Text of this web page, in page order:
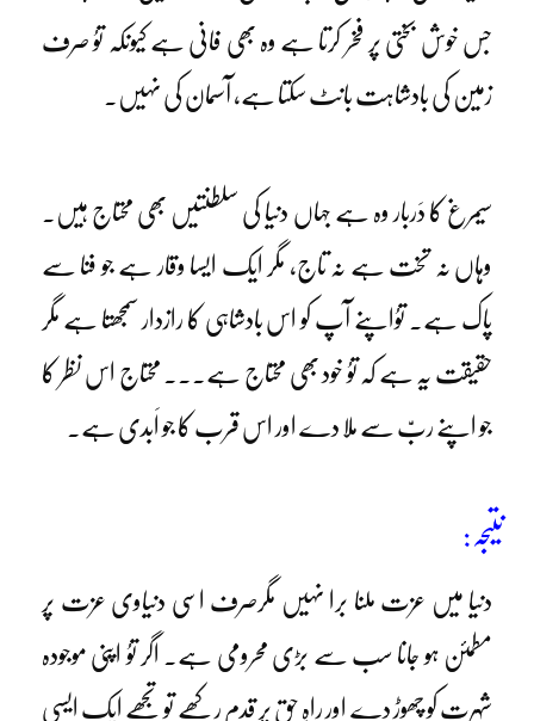
جس خوش بختی پر فخر کرتا ہے وہ بھی فانی ہے کیونکہ توُ صرف
زمین کی بادشاہت بانٹ سکتا ہے، آسمان کی نہیں۔
سیمرغ کا دَربار وہ ہے جہاں دنیا کی سلطنتیں بھی محتاج ہیں۔
وہاں نہ تخت ہے نہ تاج، مگر ایک ایسا وقار ہے جو فنا سے
پاک ہے۔ توُاپنے آپ کو اس بادشاہی کا رازدار سمجھتا ہے مگر
حقیقت یہ ہے کہ توُ خود بھی محتاج ہے۔۔۔ محتاج اس نظر کا
جو اپنے ربّ سے ملا دے اور اس قرب کا جو اَبدی ہے۔
نتیجہ:
دنیا میں عزت ملنا برا نہیں مگرصرف اسی دنیاوی عزت پر
مطمئن ہو جانا سب سے بڑی محرومی ہے۔ اگر توُ اپنی موجودہ
شہرت کو چھوڑ دے اور راہِ حق پر قدم رکھے تو تجھے ایک ایسی